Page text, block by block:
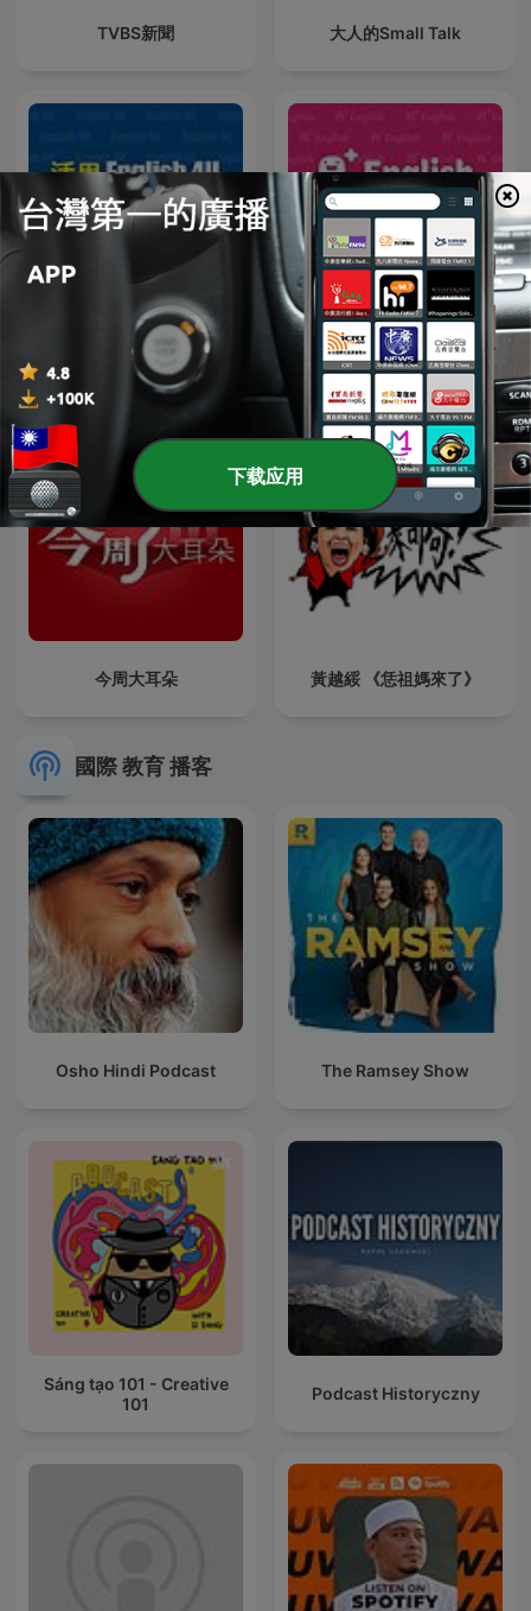
TVBS新聞 大人的Small Talk
English4U 活用空中美語 A+ English 空中美語
今周大耳朵 黃越綏 《恁祖媽來了》
國際 教育 播客
Osho Hindi Podcast The Ramsey Show
Sáng tạo 101 - Creative
101
Podcast Historyczny
下载应用